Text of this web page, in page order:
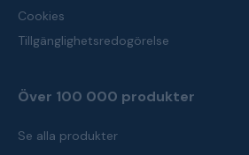
Cookies
Tillgänglighetsredogörelse
Över 100 000 produkter
Se alla produkter